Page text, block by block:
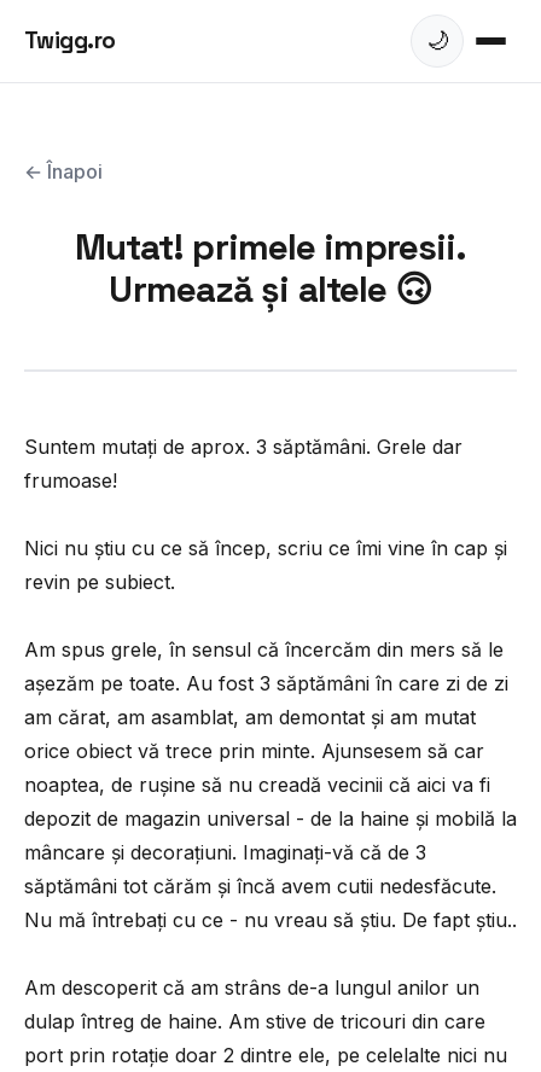
Twigg.ro 🌙
← Înapoi
Mutat! primele impresii.
Urmează și altele 🙃
Suntem mutați de aprox. 3 săptămâni. Grele dar
frumoase!
Nici nu știu cu ce să încep, scriu ce îmi vine în cap și
revin pe subiect.
Am spus grele, în sensul că încercăm din mers să le
așezăm pe toate. Au fost 3 săptămâni în care zi de zi
am cărat, am asamblat, am demontat și am mutat
orice obiect vă trece prin minte. Ajunsesem să car
noaptea, de rușine să nu creadă vecinii că aici va fi
depozit de magazin universal - de la haine și mobilă la
mâncare și decorațiuni. Imaginați-vă că de 3
săptămâni tot cărăm și încă avem cutii nedesfăcute.
Nu mă întrebați cu ce - nu vreau să știu. De fapt știu..
Am descoperit că am strâns de-a lungul anilor un
dulap întreg de haine. Am stive de tricouri din care
port prin rotație doar 2 dintre ele, pe celelalte nici nu